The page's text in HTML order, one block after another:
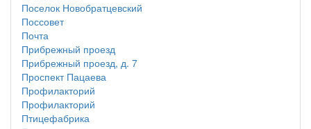
Поселок Новобратцевский
Поссовет
Почта
Прибрежный проезд
Прибрежный проезд, д. 7
Проспект Пацаева
Профилакторий
Профилакторий
Птицефабрика